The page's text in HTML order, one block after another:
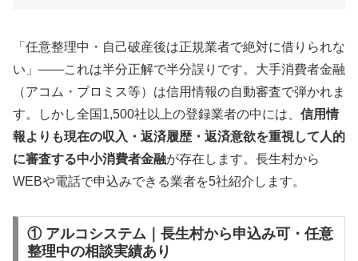
「任意整理中・自己破産後は正規業者で絶対に借りられな
い」——これは半分正解で半分誤りです。大手消費者金融
（アコム・プロミス等）は信用情報の自動審査で弾かれま
す。しかし全国1,500社以上の登録業者の中には、 信用情
報よりも現在の収入・返済履歴・返済意欲を重視して人的
に審査する中小消費者金融が存在します。長生村から
WEBや電話で申込みできる業者を5社紹介します。
① アルコシステム｜長生村から申込み可・任意
整理中の相談実績あり